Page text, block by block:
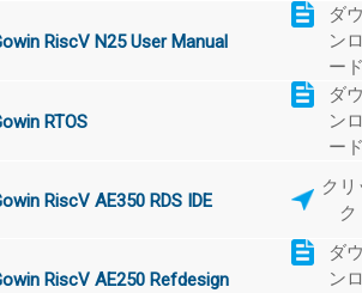
RiscV N25 User Manual
ダ
ン
ー
RTOS
ダ
ン
ー
RiscV AE350 RDS IDE
クリ
ク
RiscV AE250 Refdesign
ダ
ン